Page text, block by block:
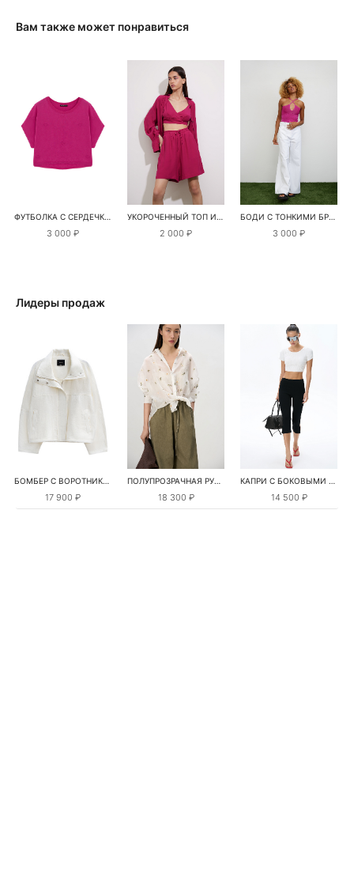
Вам также может понравиться
ФУТБОЛКА С СЕРДЕЧКАМИ
3 000 ₽
УКОРОЧЕННЫЙ ТОП ИЗ ВИСКОЗЫ
2 000 ₽
БОДИ С ТОНКИМИ БРЕТЕЛЯМИ
3 000 ₽
Лидеры продаж
БОМБЕР С ВОРОТНИКОМ-СТОЙКОЙ
17 900 ₽
ПОЛУПРОЗРАЧНАЯ РУБАШКА С РОМАШКАМИ
18 300 ₽
КАПРИ С БОКОВЫМИ РАЗРЕЗАМИ
14 500 ₽